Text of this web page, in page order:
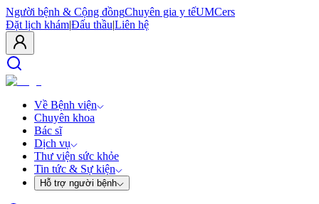
Người bệnh & Cộng đồngChuyên gia y tếUMCers
Đặt lịch khám|Đấu thầu|Liên hệ
Về Bệnh viện
Chuyên khoa
Bác sĩ
Dịch vụ
Thư viện sức khỏe
Tin tức & Sự kiện
Hỗ trợ người bệnh